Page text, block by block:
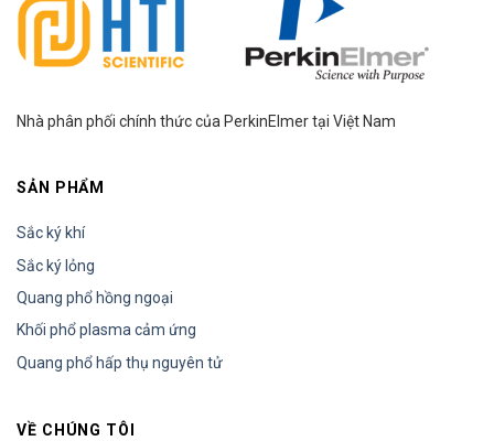
Nhà phân phối chính thức của PerkinElmer tại Việt Nam
SẢN PHẨM
Sắc ký khí
Sắc ký lỏng
Quang phổ hồng ngoại
Khối phổ plasma cảm ứng
Quang phổ hấp thụ nguyên tử
VỀ CHÚNG TÔI